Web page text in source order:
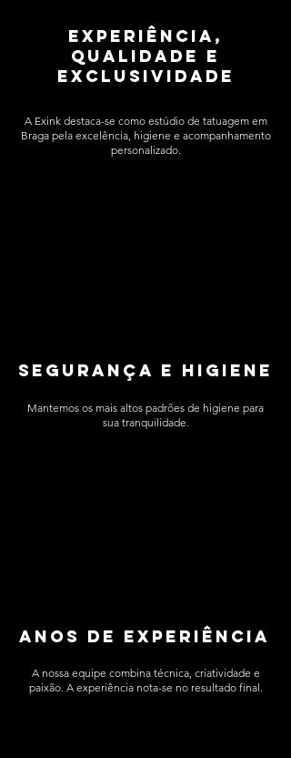
experiência,
qualidade e
exclusividade
A Exink destaca-se como estúdio de tatuagem em
Braga pela excelência, higiene e acompanhamento
personalizado.
Segurança e higiene
Mantemos os mais altos padrões de higiene para
sua tranquilidade.​
anos de experiência​
A nossa equipe combina técnica, criatividade e
paixão. A experiência nota-se no resultado final.